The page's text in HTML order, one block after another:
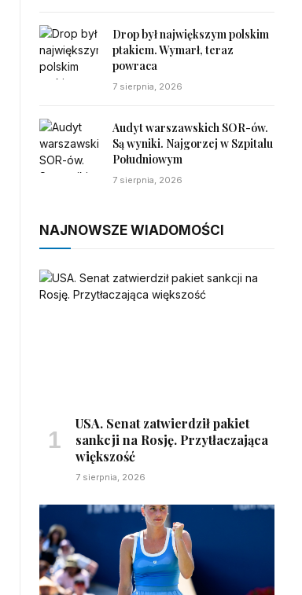
Drop był największym polskim
ptakiem. Wymarł, teraz
powraca
7 sierpnia, 2026
Audyt warszawskich SOR-ów.
Są wyniki. Najgorzej w Szpitalu
Południowym
7 sierpnia, 2026
NAJNOWSZE WIADOMOŚCI
USA. Senat zatwierdził pakiet
sankcji na Rosję. Przytłaczająca
większość
7 sierpnia, 2026